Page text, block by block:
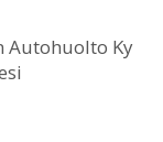
Autohuolto Ky